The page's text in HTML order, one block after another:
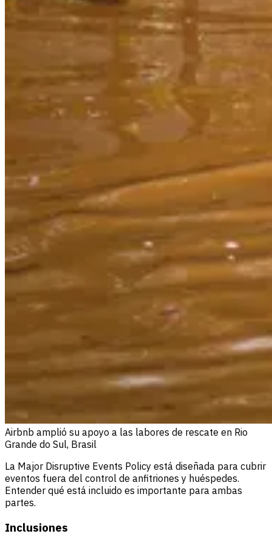
Airbnb amplió su apoyo a las labores de rescate en Rio
Grande do Sul, Brasil
La Major Disruptive Events Policy está diseñada para cubrir
eventos fuera del control de anfitriones y huéspedes.
Entender qué está incluido es importante para ambas
partes.
Inclusiones